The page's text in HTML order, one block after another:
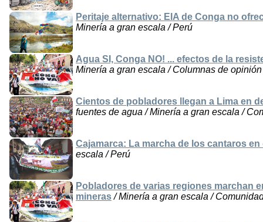
Peritaje alternativo: EIA de Conga no
Minería a gran escala / Perú
Agua SI, Conga NO! ... efectos de la
Minería a gran escala / Columnas de
Cientos de pobladores llegan a Lima en
fuentes de agua / Minería a gran escala /
Cajamarca: La marcha de los cantaros
escala / Perú
Pobladores de varias regiones marchan
mineras/ Minería a gran escala /